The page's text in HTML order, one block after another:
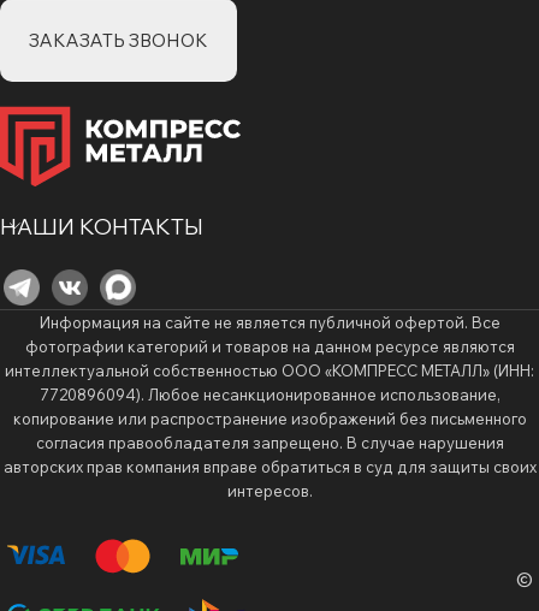
ЗАКАЗАТЬ ЗВОНОК
НАШИ КОНТАКТЫ
Информация на сайте не является публичной офертой. Все
фотографии категорий и товаров на данном ресурсе являются
интеллектуальной собственностью ООО «КОМПРЕСС МЕТАЛЛ» (ИНН:
7720896094). Любое несанкционированное использование,
копирование или распространение изображений без письменного
согласия правообладателя запрещено. В случае нарушения
авторских прав компания вправе обратиться в суд для защиты своих
интересов.
©